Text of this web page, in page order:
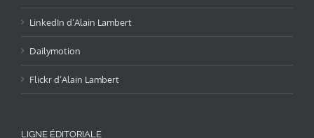
LinkedIn d’Alain Lambert
Dailymotion
Flickr d’Alain Lambert
LIGNE ÉDITORIALE